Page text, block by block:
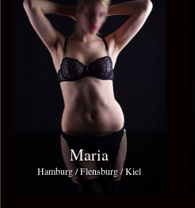
Maria
Hamburg / Flensburg / Kiel